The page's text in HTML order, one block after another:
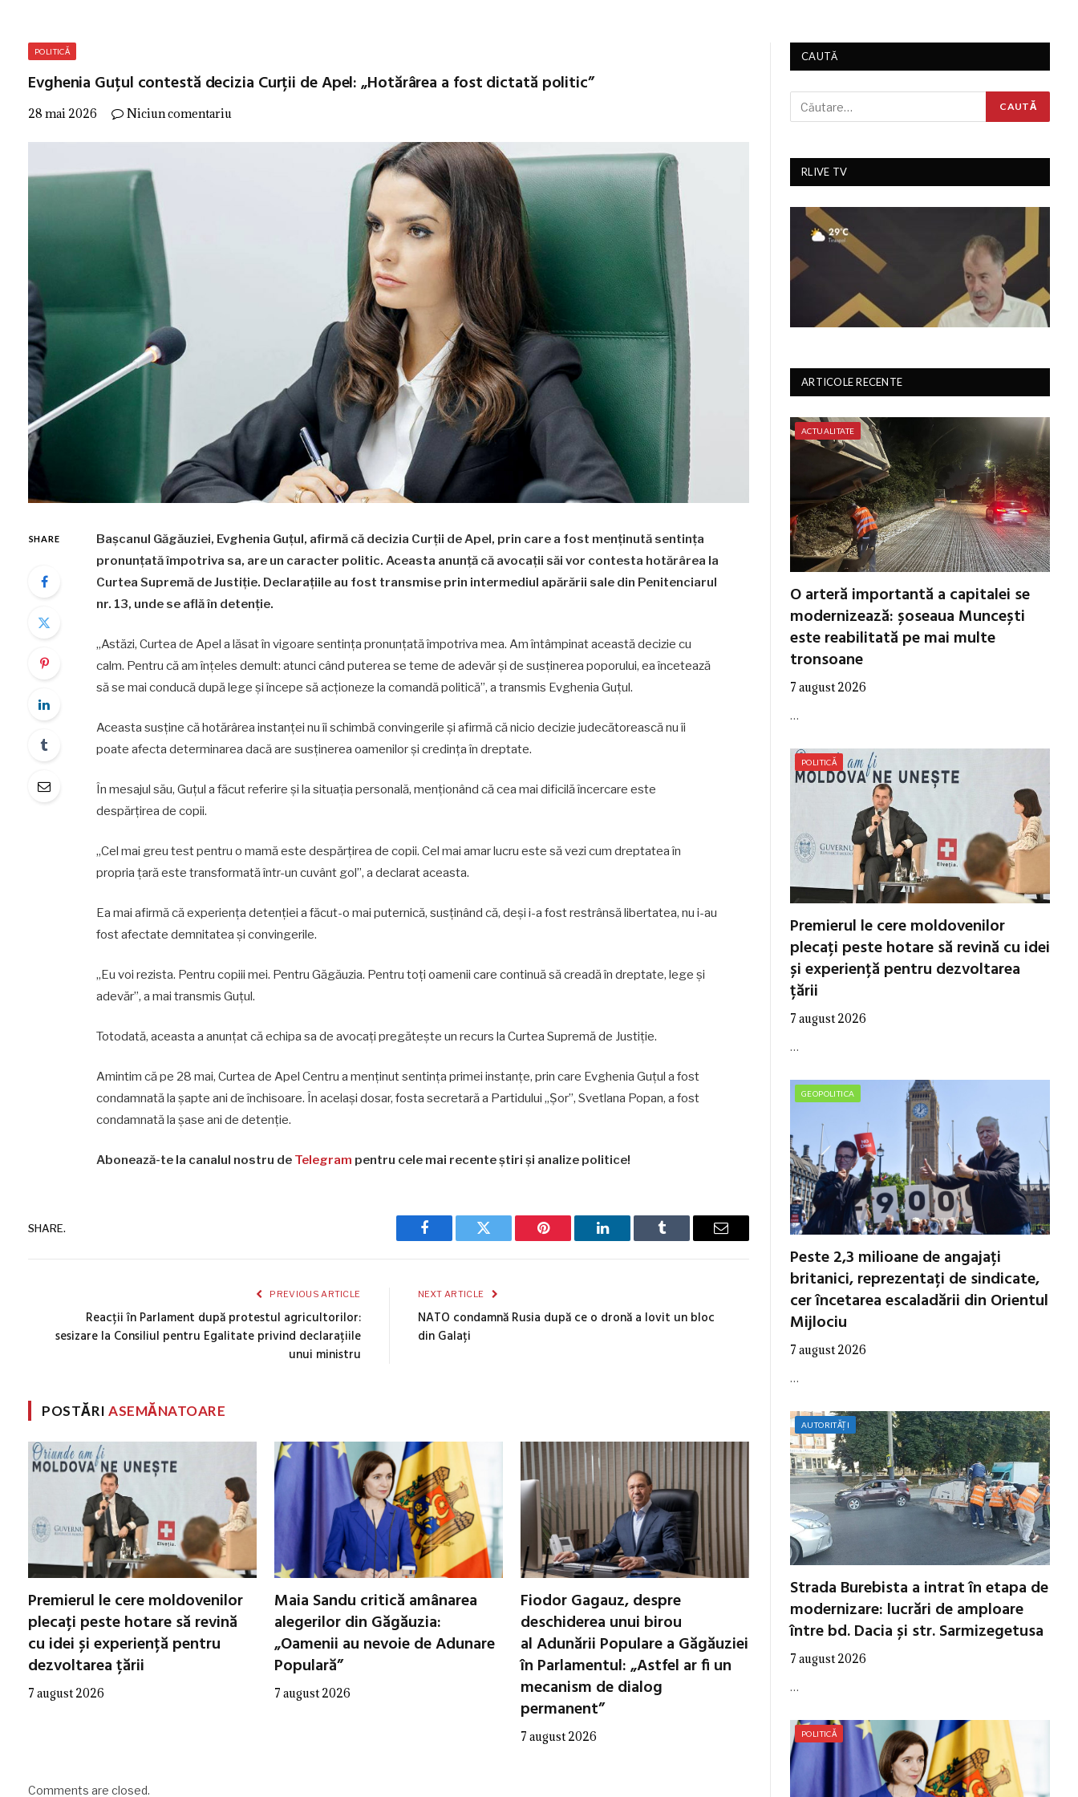
POLITICĂ
Evghenia Guțul contestă decizia Curții de Apel: „Hotărârea a fost dictată politic”
28 mai 2026 Niciun comentariu
SHARE
Bașcanul Găgăuziei, Evghenia Guțul, afirmă că decizia Curții de Apel, prin care a fost menținută sentința
pronunțată împotriva sa, are un caracter politic. Aceasta anunță că avocații săi vor contesta hotărârea la
Curtea Supremă de Justiție. Declarațiile au fost transmise prin intermediul apărării sale din Penitenciarul
nr. 13, unde se află în detenție.
„Astăzi, Curtea de Apel a lăsat în vigoare sentința pronunțată împotriva mea. Am întâmpinat această decizie cu
calm. Pentru că am înțeles demult: atunci când puterea se teme de adevăr și de susținerea poporului, ea încetează
să se mai conducă după lege și începe să acționeze la comandă politică”, a transmis Evghenia Guțul.
Aceasta susține că hotărârea instanței nu îi schimbă convingerile și afirmă că nicio decizie judecătorească nu îi
poate afecta determinarea dacă are susținerea oamenilor și credința în dreptate.
În mesajul său, Guțul a făcut referire și la situația personală, menționând că cea mai dificilă încercare este
despărțirea de copii.
„Cel mai greu test pentru o mamă este despărțirea de copii. Cel mai amar lucru este să vezi cum dreptatea în
propria țară este transformată într-un cuvânt gol”, a declarat aceasta.
Ea mai afirmă că experiența detenției a făcut-o mai puternică, susținând că, deși i-a fost restrânsă libertatea, nu i-au
fost afectate demnitatea și convingerile.
„Eu voi rezista. Pentru copiii mei. Pentru Găgăuzia. Pentru toți oamenii care continuă să creadă în dreptate, lege și
adevăr”, a mai transmis Guțul.
Totodată, aceasta a anunțat că echipa sa de avocați pregătește un recurs la Curtea Supremă de Justiție.
Amintim că pe 28 mai, Curtea de Apel Centru a menținut sentința primei instanțe, prin care Evghenia Guțul a fost
condamnată la șapte ani de închisoare. În același dosar, fosta secretară a Partidului „Șor”, Svetlana Popan, a fost
condamnată la șase ani de detenție.
Abonează-te la canalul nostru de Telegram pentru cele mai recente știri și analize politice!
SHARE.
Facebook Twitter Pinterest LinkedIn Tumblr Email
PREVIOUS ARTICLE
Reacții în Parlament după protestul agricultorilor:
sesizare la Consiliul pentru Egalitate privind declarațiile
unui ministru
NEXT ARTICLE
NATO condamnă Rusia după ce o dronă a lovit un bloc
din Galați
POSTĂRIASEMĂNATOARE
Premierul le cere moldovenilor
plecați peste hotare să revină
cu idei și experiență pentru
dezvoltarea țării
7 august 2026
Maia Sandu critică amânarea
alegerilor din Găgăuzia:
„Oamenii au nevoie de Adunare
Populară”
7 august 2026
Fiodor Gagauz, despre
deschiderea unui birou
al Adunării Populare a Găgăuziei
în Parlamentul: „Astfel ar fi un
mecanism de dialog
permanent”
7 august 2026
Comments are closed.
CAUTĂ
RLIVE TV
ARTICOLE RECENTE
ACTUALITATE
O arteră importantă a capitalei se
modernizează: șoseaua Muncești
este reabilitată pe mai multe
tronsoane
7 august 2026
…
POLITICĂ
Premierul le cere moldovenilor
plecați peste hotare să revină cu idei
și experiență pentru dezvoltarea
țării
7 august 2026
…
GEOPOLITICA
Peste 2,3 milioane de angajați
britanici, reprezentați de sindicate,
cer încetarea escaladării din Orientul
Mijlociu
7 august 2026
…
AUTORITĂȚI
Strada Burebista a intrat în etapa de
modernizare: lucrări de amploare
între bd. Dacia și str. Sarmizegetusa
7 august 2026
…
POLITICĂ